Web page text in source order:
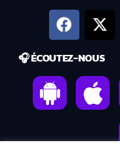
🎧 ÉCOUTEZ-NOUS